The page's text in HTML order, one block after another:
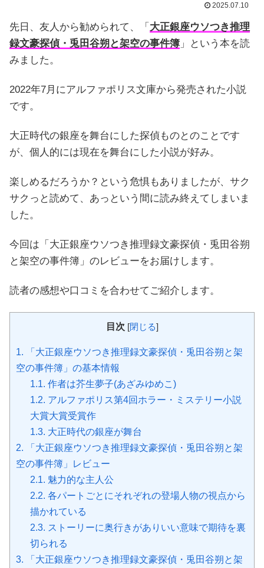
2025.07.10
先日、友人から勧められて、「 大正銀座ウソつき推理
録文豪探偵・兎田谷朔と架空の事件簿 」という本を読
みました。
2022年7月にアルファポリス文庫から発売された小説
です。
大正時代の銀座を舞台にした探偵ものとのことです
が、個人的には現在を舞台にした小説が好み。
楽しめるだろうか？という危惧もありましたが、サク
サクっと読めて、あっという間に読み終えてしまいま
した。
今回は「大正銀座ウソつき推理録文豪探偵・兎田谷朔
と架空の事件簿」のレビューをお届けします。
読者の感想や口コミを合わせてご紹介します。
目次 [閉じる]
1. 「大正銀座ウソつき推理録文豪探偵・兎田谷朔と架
空の事件簿」の基本情報
1.1. 作者は芥生夢子(あざみゆめこ)
1.2. アルファポリス第4回ホラー・ミステリー小説
大賞大賞受賞作
1.3. 大正時代の銀座が舞台
2. 「大正銀座ウソつき推理録文豪探偵・兎田谷朔と架
空の事件簿」レビュー
2.1. 魅力的な主人公
2.2. 各パートごとにそれぞれの登場人物の視点から
描かれている
2.3. ストーリーに奥行きがありいい意味で期待を裏
切られる
3. 「大正銀座ウソつき推理録文豪探偵・兎田谷朔と架